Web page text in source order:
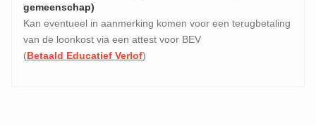
gemeenschap)
Kan eventueel in aanmerking komen voor een terugbetaling
van de loonkost via een attest voor BEV
(Betaald Educatief Verlof)